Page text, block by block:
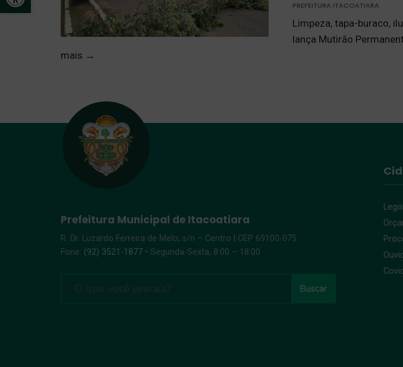
PREFEITURA ITACOATIARA
Limpeza, tapa-buraco,
lança Mutirão
mais →
Prefeitura Municipal de Itacoatiara
R. Dr. Luzardo Ferreira de Melo, s/n – Centro | CEP 69100-075
Fone: (92) 3521-1877 • Segunda-Sexta, 8:00 – 18:00
Buscar